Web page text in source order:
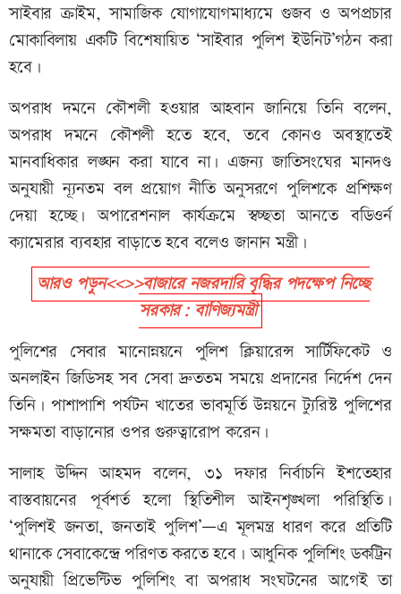
সাইবার ক্রাইম, সামাজিক যোগাযোগমাধ্যমে গুজব ও অপপ্রচার
মোকাবিলায় একটি বিশেষায়িত ‘সাইবার পুলিশ ইউনিট’গঠন করা
হবে।
অপরাধ দমনে কৌশলী হওয়ার আহবান জানিয়ে তিনি বলেন,
অপরাধ দমনে কৌশলী হতে হবে, তবে কোনও অবস্থাতেই
মানবাধিকার লঙ্ঘন করা যাবে না। এজন্য জাতিসংঘের মানদণ্ড
অনুযায়ী ন্যূনতম বল প্রয়োগ নীতি অনুসরণে পুলিশকে প্রশিক্ষণ
দেয়া হচ্ছে। অপারেশনাল কার্যক্রমে স্বচ্ছতা আনতে বডিওর্ন
ক্যামেরার ব্যবহার বাড়াতে হবে বলেও জানান মন্ত্রী।
আরও পড়ুন<<>>বাজারে নজরদারি বৃদ্ধির পদক্ষেপ নিচ্ছে
সরকার: বাণিজ্যমন্ত্রী
পুলিশের সেবার মানোন্নয়নে পুলিশ ক্লিয়ারেন্স সার্টিফিকেট ও
অনলাইন জিডিসহ সব সেবা দ্রুততম সময়ে প্রদানের নির্দেশ দেন
তিনি। পাশাপাশি পর্যটন খাতের ভাবমূর্তি উন্নয়নে ট্যুরিস্ট পুলিশের
সক্ষমতা বাড়ানোর ওপর গুরুত্বারোপ করেন।
সালাহ উদ্দিন আহমদ বলেন, ৩১ দফার নির্বাচনি ইশতেহার
বাস্তবায়নের পূর্বশর্ত হলো স্থিতিশীল আইনশৃঙ্খলা পরিস্থিতি।
‘পুলিশই জনতা, জনতাই পুলিশ’—এ মূলমন্ত্র ধারণ করে প্রতিটি
থানাকে সেবাকেন্দ্রে পরিণত করতে হবে। আধুনিক পুলিশিং ডকট্রিন
অনুযায়ী প্রিভেন্টিভ পুলিশিং বা অপরাধ সংঘটনের আগেই তা